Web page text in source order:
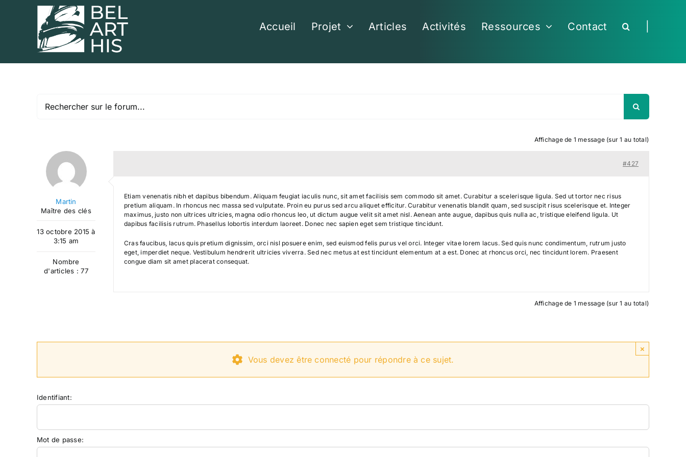
Accueil Projet Articles Activités Ressources Contact
Affichage de 1 message (sur 1 au total)
Martin
Maître des clés
13 octobre 2015 à
3:15 am
Nombre
d'articles : 77
#427
Etiam venenatis nibh et dapibus bibendum. Aliquam feugiat iaculis nunc, sit amet facilisis sem commodo sit amet. Curabitur a scelerisque ligula. Sed ut tortor nec risus
pretium aliquam. In rhoncus nec massa sed vulputate. Proin eu purus sed arcu aliquet efficitur. Curabitur venenatis blandit quam, sed suscipit risus scelerisque et. Integer
maximus, justo non ultrices ultricies, magna odio rhoncus leo, ut dictum augue velit sit amet nisl. Aenean ante augue, dapibus quis nulla ac, tristique eleifend ligula. Ut
dapibus facilisis rutrum. Phasellus lobortis interdum laoreet. Donec nec sapien eget sem tristique tincidunt.
Cras faucibus, lacus quis pretium dignissim, orci nisl posuere enim, sed euismod felis purus vel orci. Integer vitae lorem lacus. Sed quis nunc condimentum, rutrum justo
eget, imperdiet neque. Vestibulum hendrerit ultricies viverra. Sed nec metus at est tincidunt elementum at a est. Donec at rhoncus orci, nec tincidunt lorem. Praesent
congue diam sit amet placerat consequat.
Affichage de 1 message (sur 1 au total)
×
Vous devez être connecté pour répondre à ce sujet.
Identifiant:
Mot de passe: